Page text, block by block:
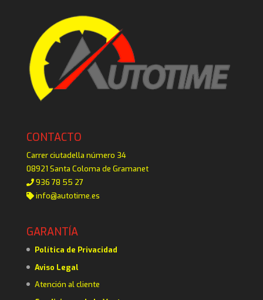
CONTACTO
Carrer ciutadella número 34
08921 Santa Coloma de Gramanet
936 78 55 27
info@autotime.es
GARANTÍA
Política de Privacidad
Aviso Legal
Atención al cliente